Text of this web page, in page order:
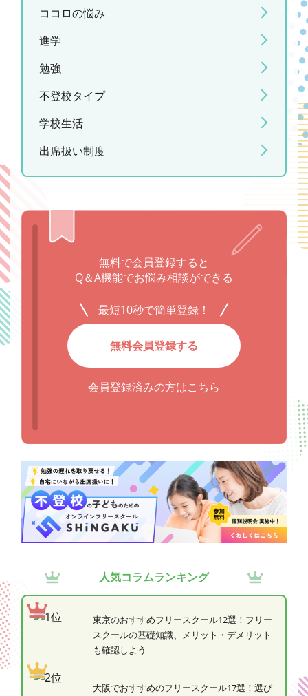
ココロの悩み
進学
勉強
不登校タイプ
学校生活
出席扱い制度
無料で会員登録すると
Q＆A機能でお悩み相談ができる
最短10秒で簡単登録！
無料会員登録する
会員登録済みの方はこちら
人気コラムランキング
東京のおすすめフリースクール12選！フリー
スクールの基礎知識、メリット・デメリット
も確認しよう
大阪でおすすめのフリースクール17選！選び